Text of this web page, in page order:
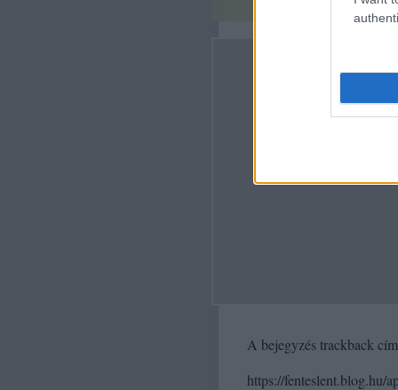
A bejegyzés trackback
https://fenteslent.blog.hu/